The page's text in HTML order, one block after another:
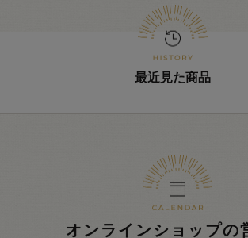
最近見た商品
オンラインショップの